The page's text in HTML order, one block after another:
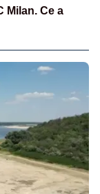
Milan. Ce a